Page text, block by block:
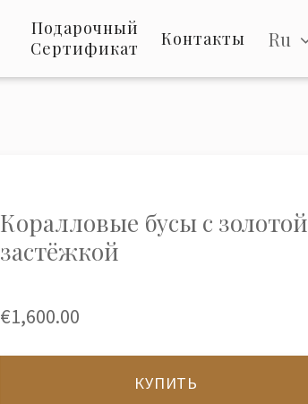
Подарочный
Сертификат
Контакты Ru
Коралловые бусы с золотой
застёжкой
€1,600.00
КУПИТЬ